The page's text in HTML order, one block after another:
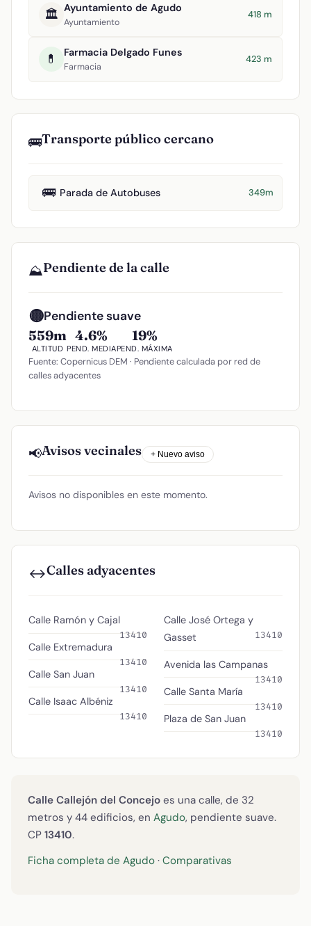
🏛️ Ayuntamiento de Agudo
Ayuntamiento
418 m
💊 Farmacia Delgado Funes
Farmacia
423 m
🚌Transporte público cercano
🚌 Parada de Autobuses 349m
⛰️Pendiente de la calle
🟡Pendiente suave
559m
ALTITUD
4.6%
PEND. MEDIA
19%
PEND. MÁXIMA
Fuente: Copernicus DEM · Pendiente calculada por red de
calles adyacentes
📢Avisos vecinales + Nuevo aviso
Avisos no disponibles en este momento.
↔️Calles adyacentes
Calle Ramón y Cajal
13410
Calle Extremadura
13410
Calle San Juan
13410
Calle Isaac Albéniz
13410
Calle José Ortega y
Gasset
13410
Avenida las Campanas
13410
Calle Santa María
13410
Plaza de San Juan
13410
Calle Callejón del Concejo es una calle, de 32
metros y 44 edificios, en Agudo, pendiente suave.
CP 13410.
Ficha completa de Agudo · Comparativas